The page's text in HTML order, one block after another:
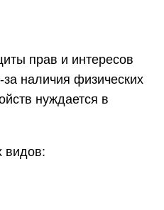
пожилого лица или
и решение
доверителя.
лица,
назначается